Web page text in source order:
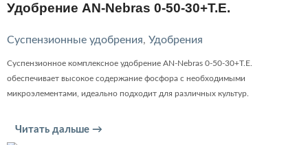
Удобрение AN-Nebras 0-50-30+T.E.
Суспензионные удобрения, Удобрения
Суспензионное комплексное удобрение AN-Nebras 0-50-30+T.E.
обеспечивает высокое содержание фосфора с необходимыми
микроэлементами, идеально подходит для различных культур.
Читать дальше →